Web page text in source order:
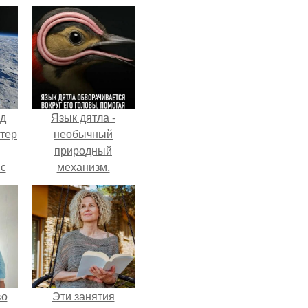
9.
Язык дятла -
необычный
природный
механизм.
Эти занятия